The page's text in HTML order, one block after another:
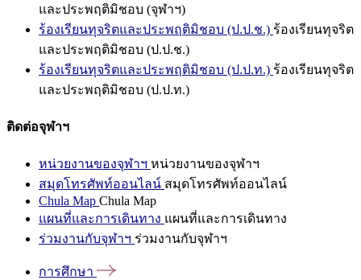
และประพฤติมิชอบ (จุฬาฯ)
ร้องเรียนทุจริตและประพฤติมิชอบ (ป.ป.ช.) ร้องเรียนทุจริต
และประพฤติมิชอบ (ป.ป.ช.)
ร้องเรียนทุจริตและประพฤติมิชอบ (ป.ป.ท.) ร้องเรียนทุจริต
และประพฤติมิชอบ (ป.ป.ท.)
ติดต่อจุฬาฯ
หน่วยงานของจุฬาฯ หน่วยงานของจุฬาฯ
สมุดโทรศัพท์ออนไลน์ สมุดโทรศัพท์ออนไลน์
Chula Map Chula Map
แผนที่และการเดินทาง แผนที่และการเดินทาง
ร่วมงานกับจุฬาฯ ร่วมงานกับจุฬาฯ
การศึกษา